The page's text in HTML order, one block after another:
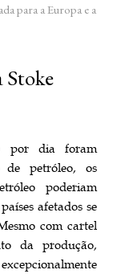
para a Europa e a
Stoke
por dia foram
de petróleo, os
poderiam
afetados se
com cartel
da produção,